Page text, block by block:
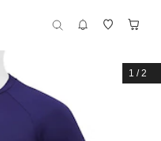
1 /2